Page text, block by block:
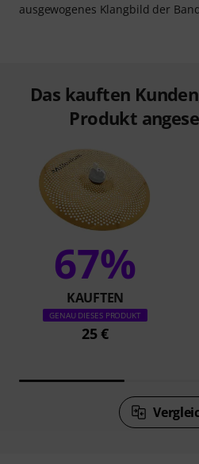
ausgewogenes Klangbild der
Das kauften
Produkt
67%
KAUFTEN
GENAU DIESES PRODUKT
25 €